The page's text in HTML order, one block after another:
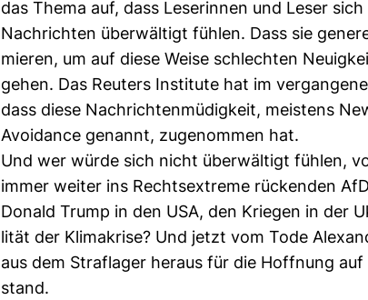
das Thema auf, dass Lese­rinnen und Leser
Nach­richten über­wäl­tigt fühlen. Dass sie
mieren, um auf diese Weise schlechten
gehen. Das Reu­ters Insti­tute hat im
dass diese Nach­rich­ten­mü­dig­keit, meis­tens
Avo­idance genannt, zuge­nommen hat.
Und wer würde sich nicht über­wäl­tigt fühlen,
immer weiter ins Rechts­ex­treme rückenden
Donald Trump in den USA, den Kriegen in der
lität der Kli­ma­krise? Und jetzt vom Tode
aus dem Straf­lager heraus für die Hoff­nung auf
stand.